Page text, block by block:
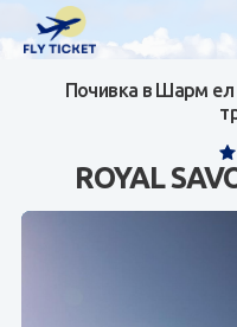
Почивки от Варна
Почивки от
Почивка в Шарм ел
ROYAL